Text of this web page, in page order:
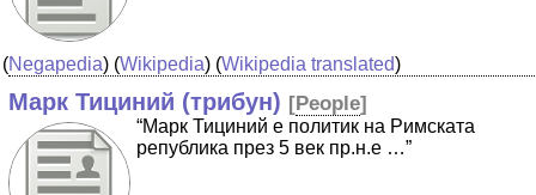
(Negapedia) (Wikipedia) (Wikipedia translated)
Марк Тициний (трибун) [People]
“Марк Тициний е политик на Римската
република през 5 век пр.н.е …”